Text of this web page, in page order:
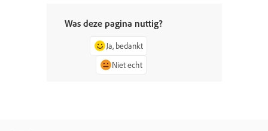
Was deze pagina nuttig?
Ja, bedankt
Niet echt